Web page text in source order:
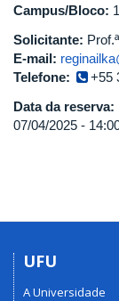
Campus/Bloco:
Solicitante:
E-mail:
Telefone:
+55
Data da reserva:
07/04/2025 -
UFU
A Universidade